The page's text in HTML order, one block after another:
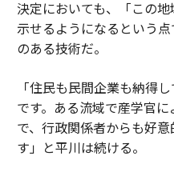
決定においても、「この
示せるようになるという
のある技術だ。
「住民も民間企業も納得
です。ある流域で産学官
で、行政関係者からも好
す」と平川は続ける。